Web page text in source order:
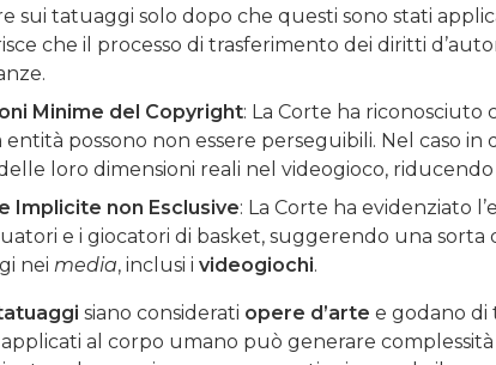
sui tatuaggi solo dopo che questi sono stati
che il processo di trasferimento dei diritti
Minime del Copyright: La Corte ha riconosciuto
entità possono non essere perseguibili. Nel caso
delle loro dimensioni reali nel videogioco,
Implicite non Esclusive: La Corte ha evidenziato
e i giocatori di basket, suggerendo una sorta
nei media, inclusi i videogiochi.
siano considerati opere d’arte e godano di
applicati al corpo umano può generare